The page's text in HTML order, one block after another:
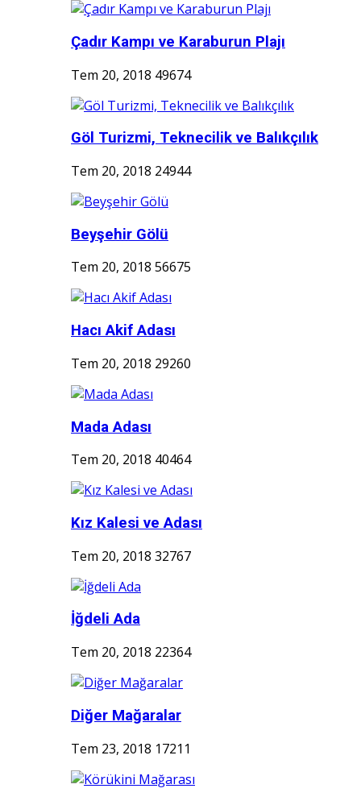
Çadır Kampı ve Karaburun Plajı
Tem 20, 2018 49674
Göl Turizmi, Teknecilik ve Balıkçılık
Tem 20, 2018 24944
Beyşehir Gölü
Tem 20, 2018 56675
Hacı Akif Adası
Tem 20, 2018 29260
Mada Adası
Tem 20, 2018 40464
Kız Kalesi ve Adası
Tem 20, 2018 32767
İğdeli Ada
Tem 20, 2018 22364
Diğer Mağaralar
Tem 23, 2018 17211